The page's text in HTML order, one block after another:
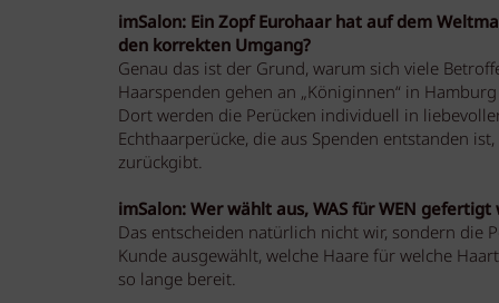
imSalon: Ein Zopf Eurohaar hat auf dem
den korrekten Umgang?
Genau das ist der Grund, warum sich viele
Haarspenden gehen an „Königinnen“ in
Dort werden die Perücken individuell in
Echthaarperücke, die aus Spenden entstanden
zurückgibt.
imSalon: Wer wählt aus, WAS für WEN gefertigt
Das entscheiden natürlich nicht wir, sondern die
Kunde ausgewählt, welche Haare für welche
so lange bereit.